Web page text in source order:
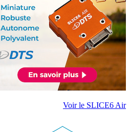
Voir le SLICE6 Air